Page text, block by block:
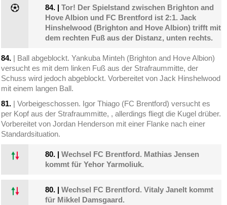
84. |Tor! Der Spielstand zwischen Brighton and
Hove Albion und FC Brentford ist 2:1. Jack
Hinshelwood (Brighton and Hove Albion) trifft mit
dem rechten Fuß aus der Distanz, unten rechts.
84. | Ball abgeblockt. Yankuba Minteh (Brighton and Hove Albion)
versucht es mit dem linken Fuß aus der Strafraummitte, der
Schuss wird jedoch abgeblockt. Vorbereitet von Jack Hinshelwood
mit einem langen Ball.
81. | Vorbeigeschossen. Igor Thiago (FC Brentford) versucht es
per Kopf aus der Strafraummitte, , allerdings fliegt die Kugel drüber.
Vorbereitet von Jordan Henderson mit einer Flanke nach einer
Standardsituation.
80. |Wechsel FC Brentford. Mathias Jensen
kommt für Yehor Yarmoliuk.
80. |Wechsel FC Brentford. Vitaly Janelt kommt
für Mikkel Damsgaard.